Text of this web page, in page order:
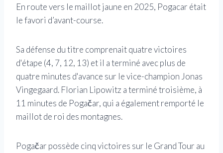
En route vers le maillot jaune en 2025, Pogacar était
le favori d’avant-course.
Sa défense du titre comprenait quatre victoires
d'étape (4, 7, 12, 13) et il a terminé avec plus de
quatre minutes d'avance sur le vice-champion Jonas
Vingegaard. Florian Lipowitz a terminé troisième, à
11 minutes de Pogačar, qui a également remporté le
maillot de roi des montagnes.
Pogačar possède cinq victoires sur le Grand Tour au